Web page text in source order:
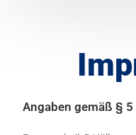
Angaben gemäß § 5